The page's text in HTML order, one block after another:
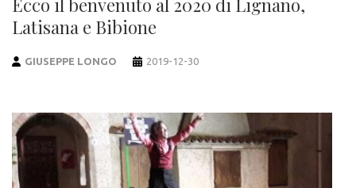
Latisana e Bibione
GIUSEPPE LONGO 2019-12-30